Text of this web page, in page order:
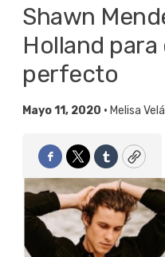
Shawn
Holland
perfecto
Mayo 11, 2020 • Melisa
Facebook
TwitterTumblrCopy